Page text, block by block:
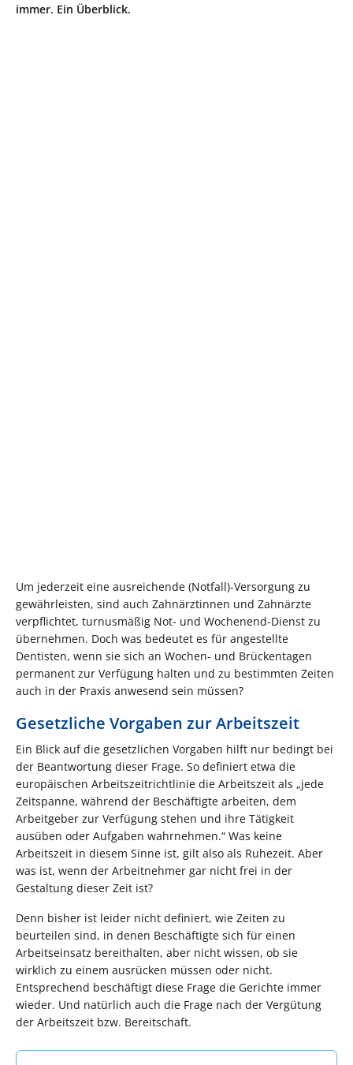
immer. Ein Überblick.
Um jederzeit eine ausreichende (Notfall)-Versorgung zu
gewährleisten, sind auch Zahnärztinnen und Zahnärzte
verpflichtet, turnusmäßig Not- und Wochenend-Dienst zu
übernehmen. Doch was bedeutet es für angestellte
Dentisten, wenn sie sich an Wochen- und Brückentagen
permanent zur Verfügung halten und zu bestimmten Zeiten
auch in der Praxis anwesend sein müssen?
Gesetzliche Vorgaben zur Arbeitszeit
Ein Blick auf die gesetzlichen Vorgaben hilft nur bedingt bei
der Beantwortung dieser Frage. So definiert etwa die
europäischen Arbeitszeitrichtlinie die Arbeitszeit als „jede
Zeitspanne, während der Beschäftigte arbeiten, dem
Arbeitgeber zur Verfügung stehen und ihre Tätigkeit
ausüben oder Aufgaben wahrnehmen.“ Was keine
Arbeitszeit in diesem Sinne ist, gilt also als Ruhezeit. Aber
was ist, wenn der Arbeitnehmer gar nicht frei in der
Gestaltung dieser Zeit ist?
Denn bisher ist leider nicht definiert, wie Zeiten zu
beurteilen sind, in denen Beschäftigte sich für einen
Arbeitseinsatz bereithalten, aber nicht wissen, ob sie
wirklich zu einem ausrücken müssen oder nicht.
Entsprechend beschäftigt diese Frage die Gerichte immer
wieder. Und natürlich auch die Frage nach der Vergütung
der Arbeitszeit bzw. Bereitschaft.